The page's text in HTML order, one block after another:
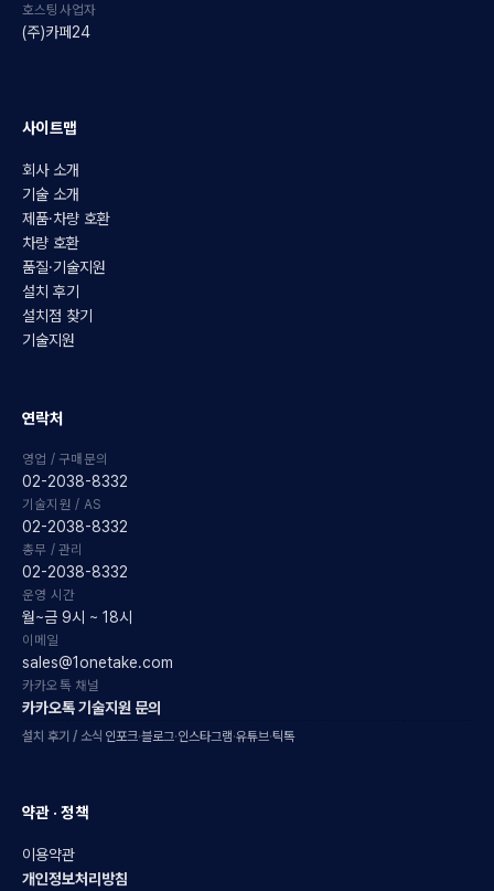
호스팅사업자
(주)카페24
사이트맵
회사 소개
기술 소개
제품·차량 호환
차량 호환
품질·기술지원
설치 후기
설치점 찾기
기술지원
연락처
영업 / 구매문의
02-2038-8332
기술지원 / AS
02-2038-8332
총무 / 관리
02-2038-8332
운영 시간
월~금 9시 ~ 18시
이메일
sales@1onetake.com
카카오톡 채널
카카오톡 기술지원 문의
설치 후기 / 소식 인포크·블로그·인스타그램·유튜브·틱톡
약관 · 정책
이용약관
개인정보처리방침